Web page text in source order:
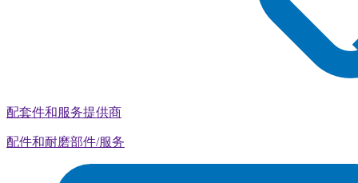
配套件和服务提供商
配件和耐磨部件/服务